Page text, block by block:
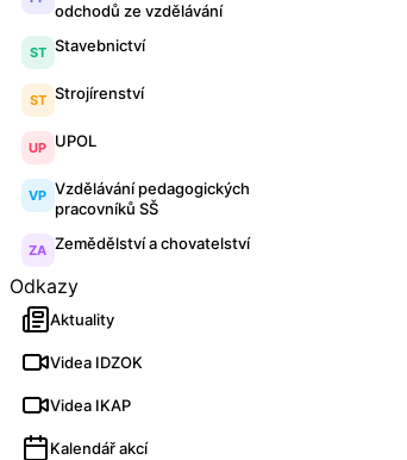
odchodů ze vzdělávání
ST Stavebnictví
ST Strojírenství
UP UPOL
VP Vzdělávání pedagogických
pracovníků SŠ
ZA Zemědělství a chovatelství
Odkazy
Aktuality
Videa IDZOK
Videa IKAP
Kalendář akcí